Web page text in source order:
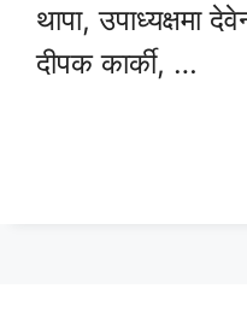
थापा, उपाध्यक्षमा
दीपक कार्की, …